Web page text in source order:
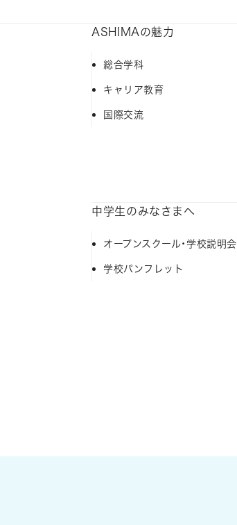
ASHIMAの魅力
総合学科
キャリア教育
国際交流
中学生のみなさまへ
オープンスクール・学校説明会
学校パンフレット